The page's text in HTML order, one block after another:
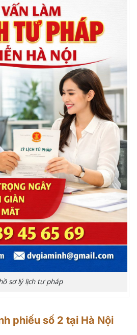
sơ lý lịch tư pháp
phiếu số 2 tại Hà Nội